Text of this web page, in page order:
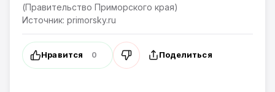
(Правительство Приморского края)
Источник: primorsky.ru
Нравится 0 Поделиться